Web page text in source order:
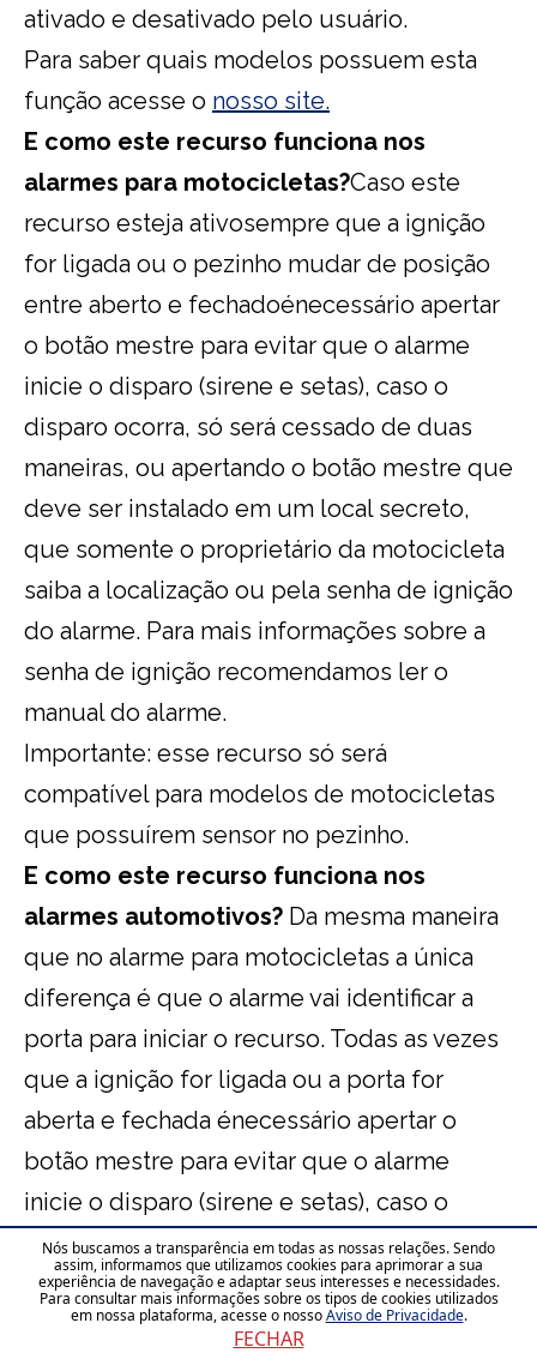
ativado e desativado pelo usuário.
Para saber quais modelos possuem esta
função acesse o nosso site.
E como este recurso funciona nos
alarmes para motocicletas?Caso este
recurso esteja ativosempre que a ignição
for ligada ou o pezinho mudar de posição
entre aberto e fechadoénecessário apertar
o botão mestre para evitar que o alarme
inicie o disparo (sirene e setas), caso o
disparo ocorra, só será cessado de duas
maneiras, ou apertando o botão mestre que
deve ser instalado em um local secreto,
que somente o proprietário da motocicleta
saiba a localização ou pela senha de ignição
do alarme. Para mais informações sobre a
senha de ignição recomendamos ler o
manual do alarme.
Importante: esse recurso só será
compatível para modelos de motocicletas
que possuírem sensor no pezinho.
E como este recurso funciona nos
alarmes automotivos? Da mesma maneira
que no alarme para motocicletas a única
diferença é que o alarme vai identificar a
porta para iniciar o recurso. Todas as vezes
que a ignição for ligada ou a porta for
aberta e fechada énecessário apertar o
botão mestre para evitar que o alarme
inicie o disparo (sirene e setas), caso o
disparo ocorra, só será cessado quando o
botão mestre for pressionado, o botão
mestre (mesmo de programação do alarme)
Nós buscamos a transparência em todas as nossas relações. Sendo
assim, informamos que utilizamos cookies para aprimorar a sua
experiência de navegação e adaptar seus interesses e necessidades.
Para consultar mais informações sobre os tipos de cookies utilizados
em nossa plataforma, acesse o nossoAviso de Privacidade.
FECHAR